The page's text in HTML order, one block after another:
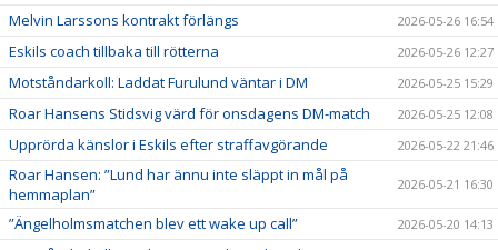
Melvin Larssons kontrakt förlängs 2026-05-26 16:54
Eskils coach tillbaka till rötterna 2026-05-26 12:27
Motståndarkoll: Laddat Furulund väntar i DM 2026-05-25 15:29
Roar Hansens Stidsvig värd för onsdagens DM-match 2026-05-25 12:08
Upprörda känslor i Eskils efter straffavgörande 2026-05-22 21:46
Roar Hansen: ”Lund har ännu inte släppt in mål på
hemmaplan”
2026-05-21 16:30
”Ängelholmsmatchen blev ett wake up call” 2026-05-20 14:13